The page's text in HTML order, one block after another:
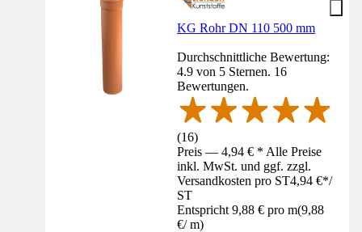
KG Rohr DN 110 500 mm
Durchschnittliche Bewertung:
4.9 von 5 Sternen. 16
Bewertungen.
(16)
Preis — 4,94 € * Alle Preise
inkl. MwSt. und ggf. zzgl.
Versandkosten pro ST4,94 €*/
ST
Entspricht 9,88 € pro m(9,88
€/ m)